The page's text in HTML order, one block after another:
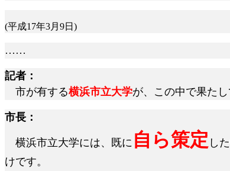
(平成17年3月9日)
……
記者：
市が有する横浜市立大学が、この中で果た
市長：
横浜市立大学には、既に 自ら策定 し
けです。